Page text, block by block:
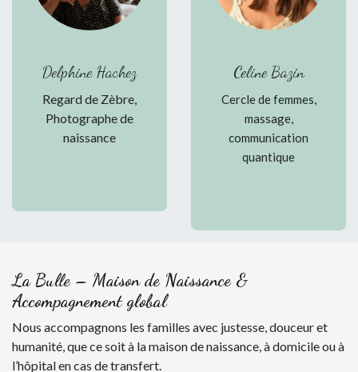
Delphine Hachez
Regard de Zèbre,
Photographe de
naissance
Celine Bazin
Cercle de femmes,
massage,
communication
quantique
La Bulle – Maison de Naissance &
Accompagnement global
Nous accompagnons les familles avec justesse, douceur et
humanité, que ce soit à la maison de naissance, à domicile ou à
l’hôpital en cas de transfert.